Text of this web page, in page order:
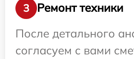
3
Ремонт техники
После детального
согласуем с вами